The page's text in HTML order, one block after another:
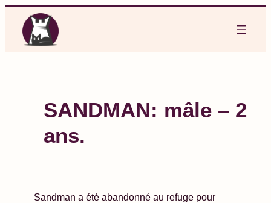
contenu
SANDMAN: mâle – 2
ans.
Sandman a été abandonné au refuge pour